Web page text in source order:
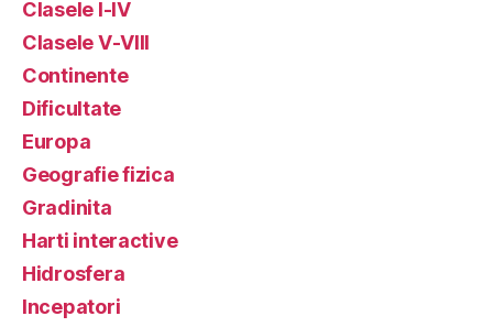
Clasele I-IV
Clasele V-VIII
Continente
Dificultate
Europa
Geografie fizica
Gradinita
Harti interactive
Hidrosfera
Incepatori